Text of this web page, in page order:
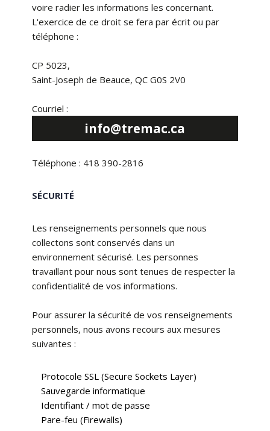
voire radier les informations les concernant.
L'exercice de ce droit se fera par écrit ou par
téléphone :
CP 5023,
Saint-Joseph de Beauce, QC G0S 2V0
Courriel :
info@tremac.ca
Téléphone : 418 390-2816
SÉCURITÉ
Les renseignements personnels que nous
collectons sont conservés dans un
environnement sécurisé. Les personnes
travaillant pour nous sont tenues de respecter la
confidentialité de vos informations.
Pour assurer la sécurité de vos renseignements
personnels, nous avons recours aux mesures
suivantes :
Protocole SSL (Secure Sockets Layer)
Sauvegarde informatique
Identifiant / mot de passe
Pare-feu (Firewalls)